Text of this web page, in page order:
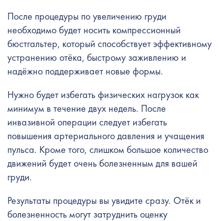
После процедуры по увеличению груди
необходимо будет носить компрессионный
бюстгальтер, который способствует эффективному
устранению отёка, быстрому заживлению и
надёжно поддерживает новые формы.
Нужно будет избегать физических нагрузок как
минимум в течение двух недель. После
инвазивной операции следует избегать
повышения артериального давления и учащения
пульса. Кроме того, слишком большое количество
движений будет очень болезненным для вашей
груди.
Результаты процедуры вы увидите сразу. Отёк и
болезненность могут затруднить оценку